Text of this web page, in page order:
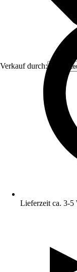
Verkauf durch: Orion
Lieferzeit ca. 3-5